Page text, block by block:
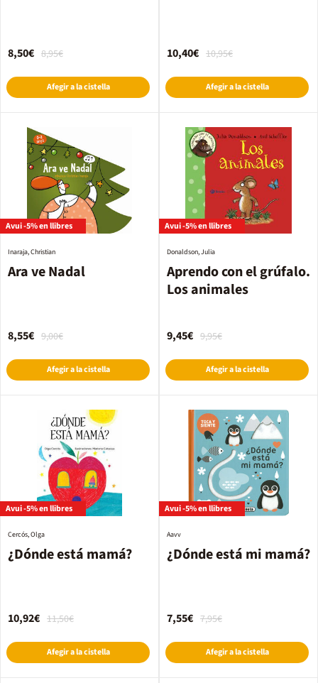
8,95€
8,50€
Afegir a la cistella
10,95€
10,40€
Afegir a la cistella
Avui -5% en llibres
Ara ve Nadal
Inaraja, Christian
9,00€
8,55€
Afegir a la cistella
Avui -5% en llibres
Aprendo con el grúfalo.
Los animales
Donaldson, Julia
9,95€
9,45€
Afegir a la cistella
Avui -5% en llibres
¿Dónde está mamá?
Cercós, Olga
11,50€
10,92€
Afegir a la cistella
Avui -5% en llibres
¿Dónde está mi mamá?
Aavv
7,95€
7,55€
Afegir a la cistella